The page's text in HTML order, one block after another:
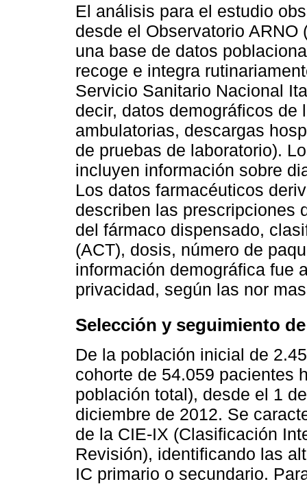
El análisis para el estudio
desde el Observatorio
una base de datos
recoge e integra
Servicio Sanitario Nacional
decir, datos demográficos
ambulatorias, descargas
de pruebas de laboratorio).
incluyen información sobre
Los datos farmacéuticos
describen las prescripciones
del fármaco dispensado,
(ACT), dosis, número de
información demográfica fue
privacidad, según las nor
Selección y seguimiento
De la población inicial de
cohorte de 54.059 pacientes
población total), desde el 1
diciembre de 2012. Se
de la CIE-IX (Clasificación
Revisión), identificando las
IC primario o secundario.